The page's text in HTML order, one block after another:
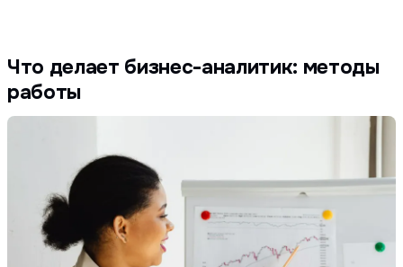
Что делает бизнес-аналитик: методы
работы